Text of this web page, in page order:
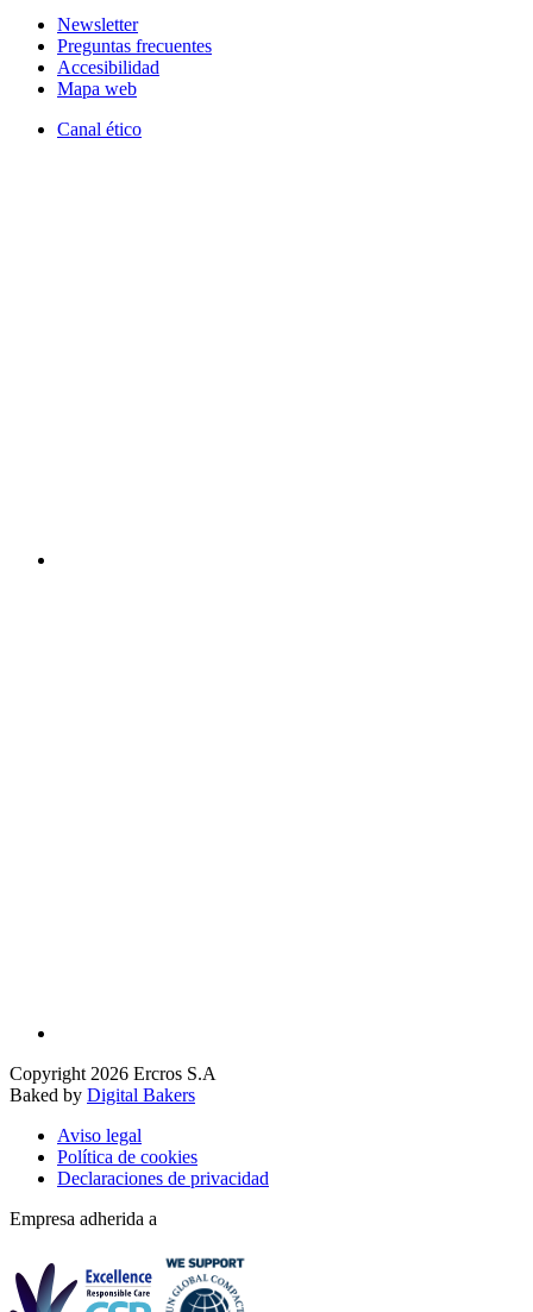
Newsletter
Preguntas frecuentes
Accesibilidad
Mapa web
Canal ético
Copyright 2026 Ercros S.A
Baked by Digital Bakers
Aviso legal
Política de cookies
Declaraciones de privacidad
Empresa adherida a